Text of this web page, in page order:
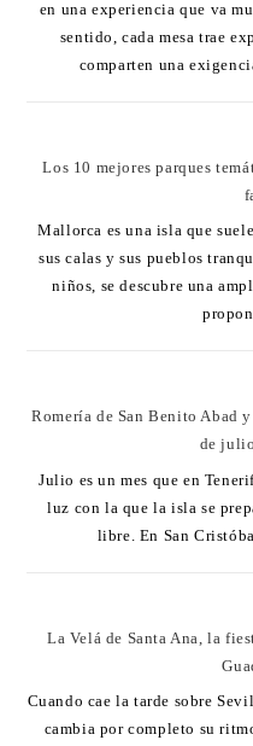
en una experiencia que va
sentido, cada mesa trae
comparten una
Los 10 mejores parques
Mallorca es una isla que
sus calas y sus pueblos
niños, se descubre una
Romería de San Benito Abad
de
Julio es un mes que en
luz con la que la isla se
libre. En San
La Velá de Santa Ana, la
Cuando cae la tarde sobre
cambia por completo su